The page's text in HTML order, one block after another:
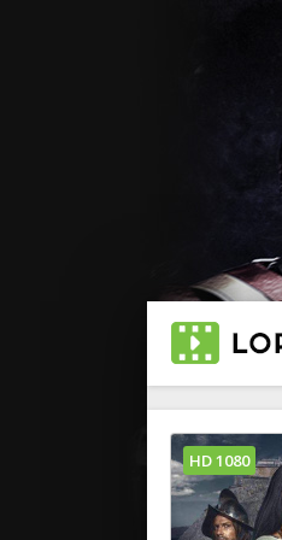
HD 1080